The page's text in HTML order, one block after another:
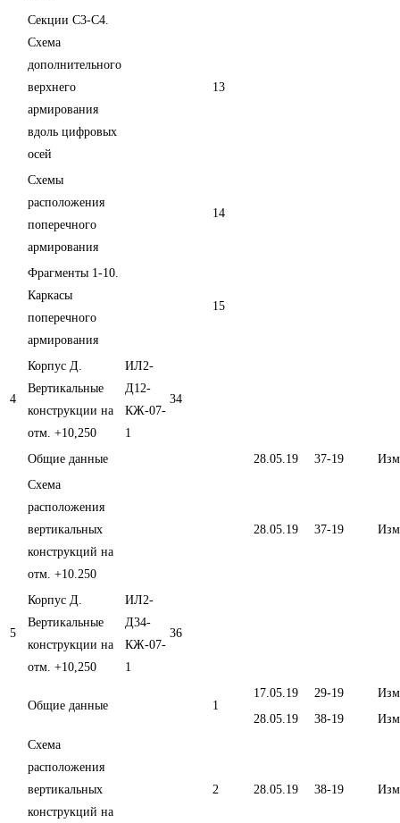
Секции С3-С4.
Схема
дополнительного
верхнего
армирования
вдоль цифровых
осей
13
Схемы
расположения
поперечного
армирования
14
Фрагменты 1-10.
Каркасы
поперечного
армирования
15
4
Корпус Д.
Вертикальные
конструкции на
отм. +10,250
ИЛ2-
Д12-
КЖ-07-
1
34
Общие данные 28.05.19 37-19
Схема
расположения
вертикальных
конструкций на
отм. +10.250
28.05.19 37-19
5
Корпус Д.
Вертикальные
конструкции на
отм. +10,250
ИЛ2-
Д34-
КЖ-07-
1
36
Общие данные 1
17.05.19 29-19
28.05.19
38-19
Схема
расположения
вертикальных
конструкций на
2 28.05.19 38-19